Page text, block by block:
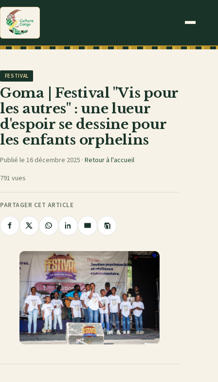
FESTIVAL
Goma | Festival "Vis pour
les autres" : une lueur
d'espoir se dessine pour
les enfants orphelins
Publié le 16 décembre 2025 · Retour à l'accueil
791 vues
PARTAGER CET ARTICLE
Partager
Facebook
Partager
X
Partager
WhatsApp
Partager
LinkedIn
Partager
e-
mail
Copier
le